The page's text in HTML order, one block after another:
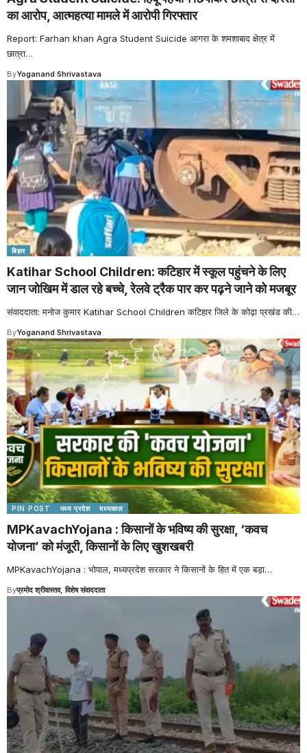
का आरोप, आत्महत्या मामले में आरोपी गिरफ्तार
Report: Farhan khan Agra Student Suicide आगरा के शमशाबाद क्षेत्र में
छात्रा…
ByYoganand Shrivastava
बिहार
Katihar School Children: कटिहार में स्कूल पहुंचने के लिए
जान जोखिम में डाल रहे बच्चे, रेलवे ट्रैक पार कर पढ़ने जाने को मजबूर
संवाददाता: मनोज कुमार Katihar School Children कटिहार जिले के कोढ़ा प्रखंड की…
ByYoganand Shrivastava
PIN POST मध्य प्रदेश मध्यकाल
MPKavachYojana : किसानों के भविष्य की सुरक्षा, ‘कवच
योजना’ को मंजूरी, किसानों के लिए खुशखबरी
MPKavachYojana : भोपाल, मध्यप्रदेश सरकार ने किसानों के हित में एक बड़ा…
Byप्रमोद श्रीवास्तव, विशेष संवाददाता